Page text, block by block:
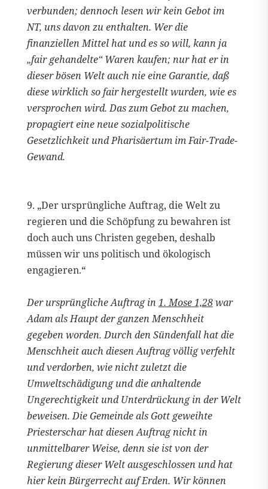
verbunden; dennoch lesen wir kein Gebot im
NT, uns davon zu enthalten. Wer die
finanziellen Mittel hat und es so will, kann ja
„fair gehandelte“ Waren kaufen; nur hat er in
dieser bösen Welt auch nie eine Garantie, daß
diese wirklich so fair hergestellt wurden, wie es
versprochen wird. Das zum Gebot zu machen,
propagiert eine neue sozialpolitische
Gesetzlichkeit und Pharisäertum im Fair-Trade-
Gewand.
9. „Der ursprüngliche Auftrag, die Welt zu
regieren und die Schöpfung zu bewahren ist
doch auch uns Christen gegeben, deshalb
müssen wir uns politisch und ökologisch
engagieren.“
Der ursprüngliche Auftrag in 1. Mose 1,28war
Adam als Haupt der ganzen Menschheit
gegeben worden. Durch den Sündenfall hat die
Menschheit auch diesen Auftrag völlig verfehlt
und verdorben, wie nicht zuletzt die
Umweltschädigung und die anhaltende
Ungerechtigkeit und Unterdrückung in der Welt
beweisen. Die Gemeinde als Gott geweihte
Priesterschar hat diesen Auftrag nicht in
unmittelbarer Weise, denn sie ist von der
Regierung dieser Welt ausgeschlossen und hat
hier kein Bürgerrecht auf Erden. Wir können